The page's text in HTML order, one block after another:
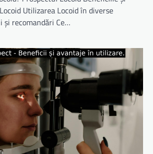
Utilizarea Locoid în diverse
și recomandări Ce…